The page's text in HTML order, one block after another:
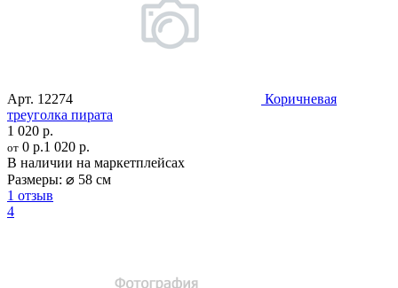
Арт. 12274
Коричневая
треуголка пирата
1 020 р.
от 0 р.1 020 р.
В наличии на маркетплейсах
Размеры: ⌀ 58 см
1 отзыв
4